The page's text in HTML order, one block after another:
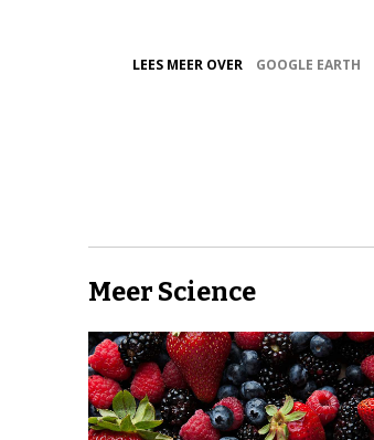
LEES MEER OVER GOOGLE EARTH
Meer Science